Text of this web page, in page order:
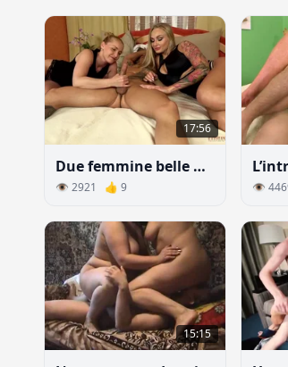
17:56
Due femmine belle masturbano un cazzo piccolo
👁 2921 👍 9 👁
15:15